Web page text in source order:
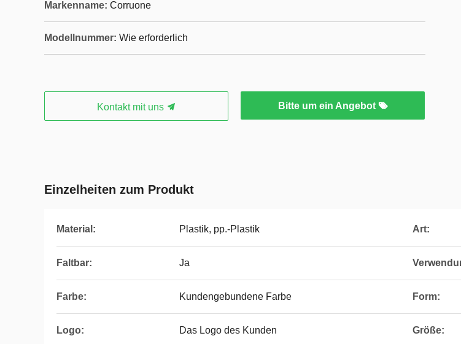
Markenname: Corruone
Modellnummer: Wie erforderlich
Kontakt mit uns Bitte um ein Angebot
Einzelheiten zum Produkt
Material: Plastik, pp.-Plastik Art:
Faltbar: Ja
Farbe: Kundengebundene Farbe Form:
Logo: Das Logo des Kunden Größe: